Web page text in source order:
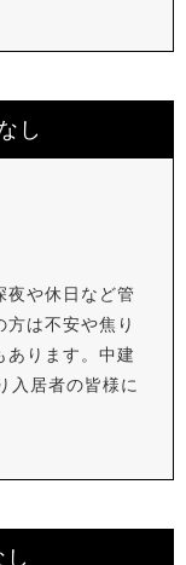
し
夜や休日など管
は不安や焦り
あります。中建
入居者の皆様に